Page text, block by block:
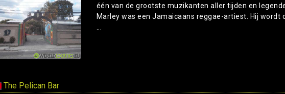
één van de grootste muzikanten aller tijden en
Marley was een Jamaicaans reggae-artiest. Hij wordt
...
The Pelican Bar